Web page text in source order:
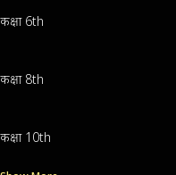
कक्षा 6th
कक्षा 8th
कक्षा 10th